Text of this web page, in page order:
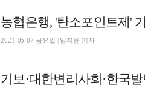
농협은행, '탄소포인트제'
2021-05-07 금요일 | 임지윤 기자
기보·대한변리사회·한국